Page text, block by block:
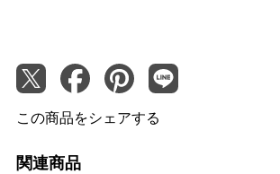
この商品をシェアする
関連商品